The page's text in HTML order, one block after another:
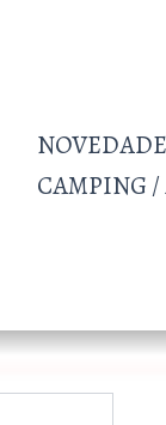
CAMPING